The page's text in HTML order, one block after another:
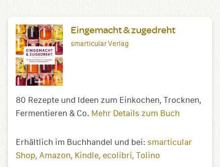
Eingemacht & zugedreht
smarticular Verlag
80 Rezepte und Ideen zum Einkochen, Trocknen,
Fermentieren & Co. Mehr Details zum Buch
Erhältlich im Buchhandel und bei: smarticular
Shop Amazon Kindle ecolibri Tolino